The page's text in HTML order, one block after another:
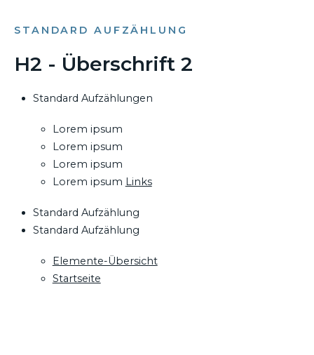
STANDARD AUFZÄHLUNG
H2 - Überschrift 2
Standard Aufzählungen
Lorem ipsum
Lorem ipsum
Lorem ipsum
Lorem ipsum Links
Standard Aufzählung
Standard Aufzählung
Elemente-Übersicht
Startseite